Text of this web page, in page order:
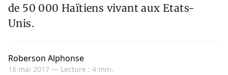
de 50 000 Haïtiens vivant aux Etats-
Unis.
Roberson Alphonse
16 mai 2017 — Lecture : 4 min.